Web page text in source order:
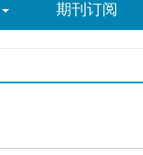
期刊订阅